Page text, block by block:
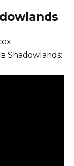
Shadowlands: